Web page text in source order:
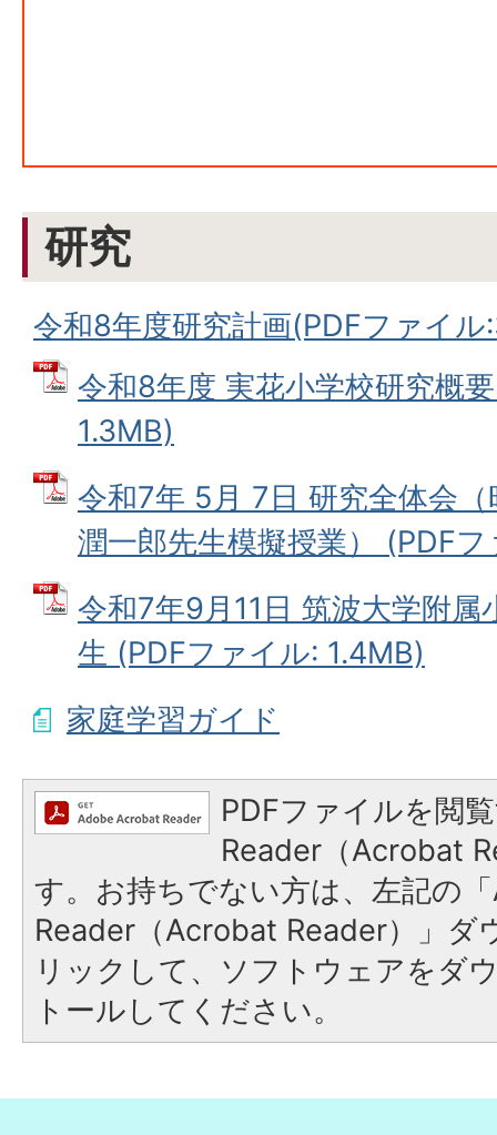
研究
令和8年度研究計画(PDFファイル
令和8年度 実花小学校研究概
1.3MB)
令和7年 5月 7日 研究全体会
潤一郎先生模擬授業） (PDF
令和7年9月11日 筑波大学附属
生 (PDFファイル: 1.4MB)
家庭学習ガイド
PDFファイルを閲
Reader（Acrobat
す。お持ちでない方は、左記の
Reader（Acrobat Reader）」ダ
リックして、ソフトウェアをダ
トールしてください。